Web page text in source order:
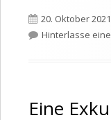
Veröffentlicht
am
20. Oktober 2021
Hinterlasse
Eine